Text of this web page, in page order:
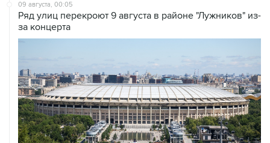
09 августа, 00:05
Ряд улиц перекроют 9 августа в районе "Лужников" из-
за концерта